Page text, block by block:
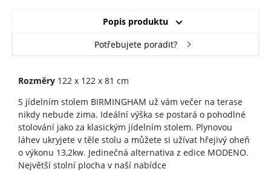
Popis produktu
Potřebujete poradit?
Rozměry122 x 122 x 81 cm
S jídelním stolem BIRMINGHAM už vám večer na terase
nikdy nebude zima. Ideální výška se postará o pohodlné
stolování jako za klasickým jídelním stolem. Plynovou
láhev ukryjete v těle stolu a můžete si užívat hřejivý oheň
o výkonu 13,2kw. Jedinečná alternativa z edice MODENO.
Největší stolní plocha v naší nabídce